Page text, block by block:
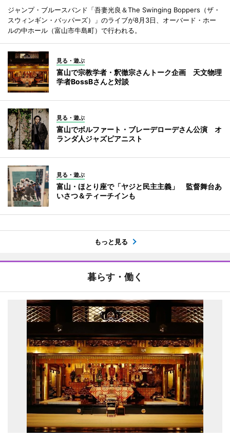
ジャンプ・ブルースバンド「吾妻光良＆The Swinging Boppers（ザ・
スウィンギン・バッパーズ）」のライブが8月3日、オーバード・ホー
ルの中ホール（富山市牛島町）で行われる。
見る・遊ぶ
富山で宗教学者・釈徹宗さんトーク企画 天文物理
学者BossBさんと対談
見る・遊ぶ
富山でボルファート・ブレーデローデさん公演 オ
ランダ人ジャズピアニスト
見る・遊ぶ
富山・ほとり座で「ヤジと民主主義」 監督舞台あ
いさつ＆ティーチインも
もっと見る
暮らす・働く